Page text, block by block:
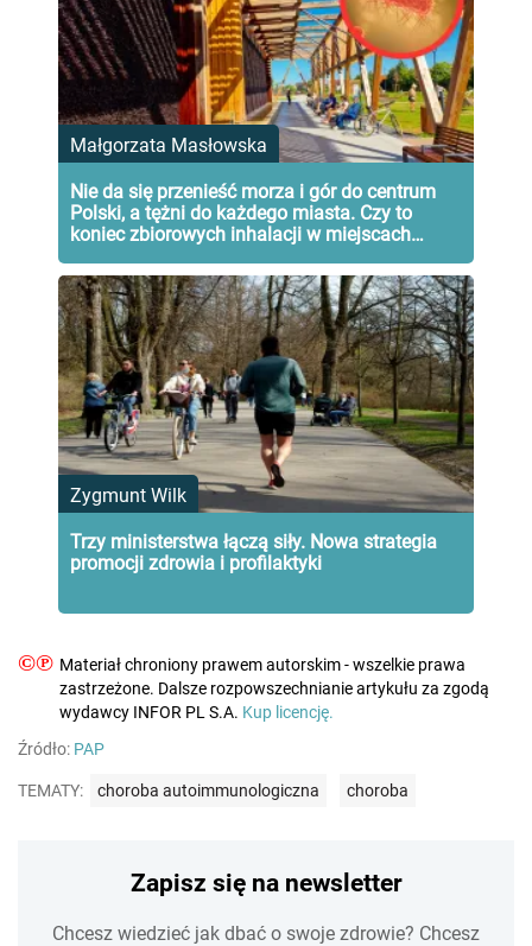
Małgorzata Masłowska
Nie da się przenieść morza i gór do centrum
Polski, a tężni do każdego miasta. Czy to
koniec zbiorowych inhalacji w miejscach
Zygmunt Wilk
Trzy ministerstwa łączą siły. Nowa strategia
promocji zdrowia i profilaktyki
©℗ Materiał chroniony prawem autorskim - wszelkie prawa
zastrzeżone. Dalsze rozpowszechnianie artykułu za zgodą
wydawcy INFOR PL S.A. Kup licencję.
Źródło: PAP
TEMATY: choroba autoimmunologiczna choroba
Zapisz się na newsletter
Chcesz wiedzieć jak dbać o swoje zdrowie? Chcesz